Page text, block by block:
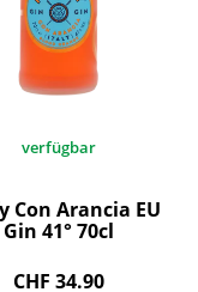
verfügbar
Con Arancia EU
Gin 41° 70cl
CHF 34.90